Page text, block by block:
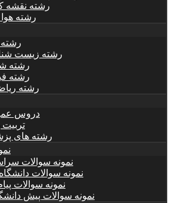
رشته نقشه
رشته
رشته
رشته زیست
رشته
رشته
رشته
دروس
تربیت
رشته های
نمونه سوالات
نمونه سوالات دانشگاه
نمونه سوالات
نمونه سوالات پیش